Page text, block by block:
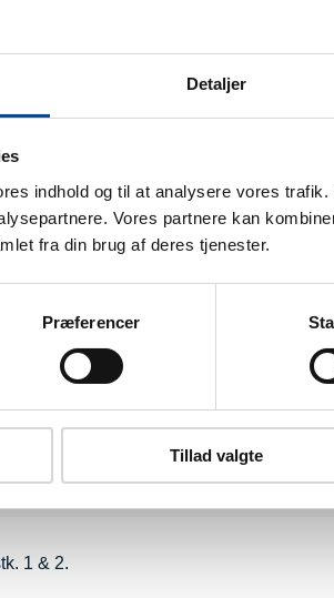
Detaljer
indhold og til at analysere vores
Vores partnere kan
fra din brug af deres tjenester.
Præferencer
Tillad valgte
i en individuel vurdering og kan bl.a.
kontakt til myndigheder, læge og lign.
og støtte hos Greve kommunes
for visitation til bolig og pædagogisk
1 & 2.